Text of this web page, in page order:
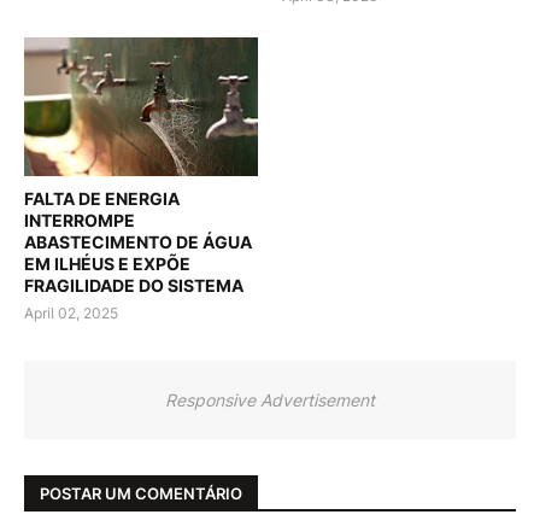
FALTA DE ENERGIA
INTERROMPE
ABASTECIMENTO DE ÁGUA
EM ILHÉUS E EXPÕE
FRAGILIDADE DO SISTEMA
April 02, 2025
Responsive Advertisement
POSTAR UM COMENTÁRIO